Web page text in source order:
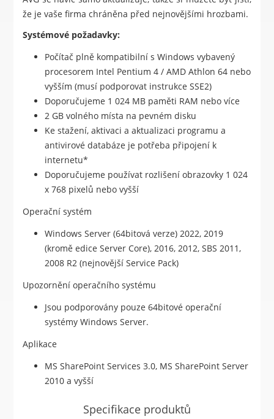
že je vaše firma chráněna před nejnovějšími hrozbami.
Systémové požadavky:
Počítač plně kompatibilní s Windows vybavený
procesorem Intel Pentium 4 / AMD Athlon 64 nebo
vyšším (musí podporovat instrukce SSE2)
Doporučujeme 1 024 MB paměti RAM nebo více
2 GB volného místa na pevném disku
Ke stažení, aktivaci a aktualizaci programu a
antivirové databáze je potřeba připojení k
internetu*
Doporučujeme používat rozlišení obrazovky 1 024
x 768 pixelů nebo vyšší
Operační systém
Windows Server (64bitová verze) 2022, 2019
(kromě edice Server Core), 2016, 2012, SBS 2011,
2008 R2 (nejnovější Service Pack)
Upozornění operačního systému
Jsou podporovány pouze 64bitové operační
systémy Windows Server.
Aplikace
MS SharePoint Services 3.0, MS SharePoint Server
2010 a vyšší
Specifikace produktů